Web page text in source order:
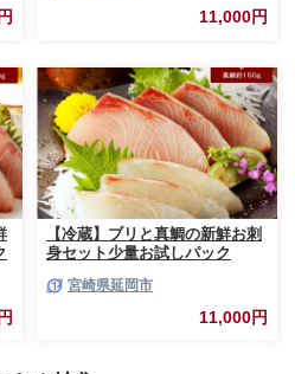
11,000円
【冷蔵】ブリと真鯛の新鮮お刺
身セット少量お試しパック
宮崎県延岡市
11,000円